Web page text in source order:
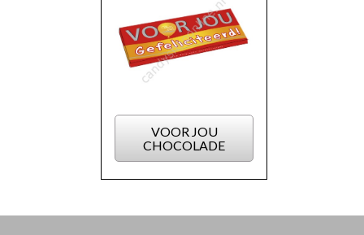
VOOR JOU
CHOCOLADE